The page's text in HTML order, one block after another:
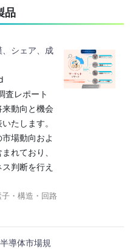
品
シェア、成
査レポート
来動向と機会
たします。
場動向およ
れており、
判断を行え
・構造・回路
導体市場規